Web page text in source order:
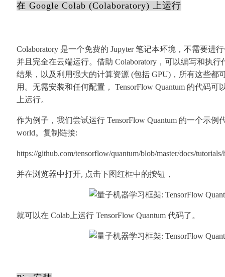
在 Google Colab (Colaboratory) 上运行
Colaboratory 是一个免费的 Jupyter 笔记本环境，不需要进
并且完全在云端运行。借助 Colaboratory，可以编写和执
结果，以及利用强大的计算资源 (包括 GPU)，所有这些都
用。无需安装和任何配置， TensorFlow Quantum 的代码可
上运行。
作为例子，我们尝试运行 TensorFlow Quantum 的一个示例
world。复制链接:
https://github.com/tensorflow/quantum/blob/master/docs/
并在浏览器中打开, 点击下图红框中的按钮，
就可以在 Colab上运行 TensorFlow Quantum 代码了 。